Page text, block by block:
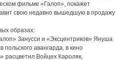
фильме «Галоп», покажет
свою недавно вышедшую в продажу
образах:
Занусси и «Эксцентриков» Януша
авангарда, в кино
расцветил Войцех Кароляк,